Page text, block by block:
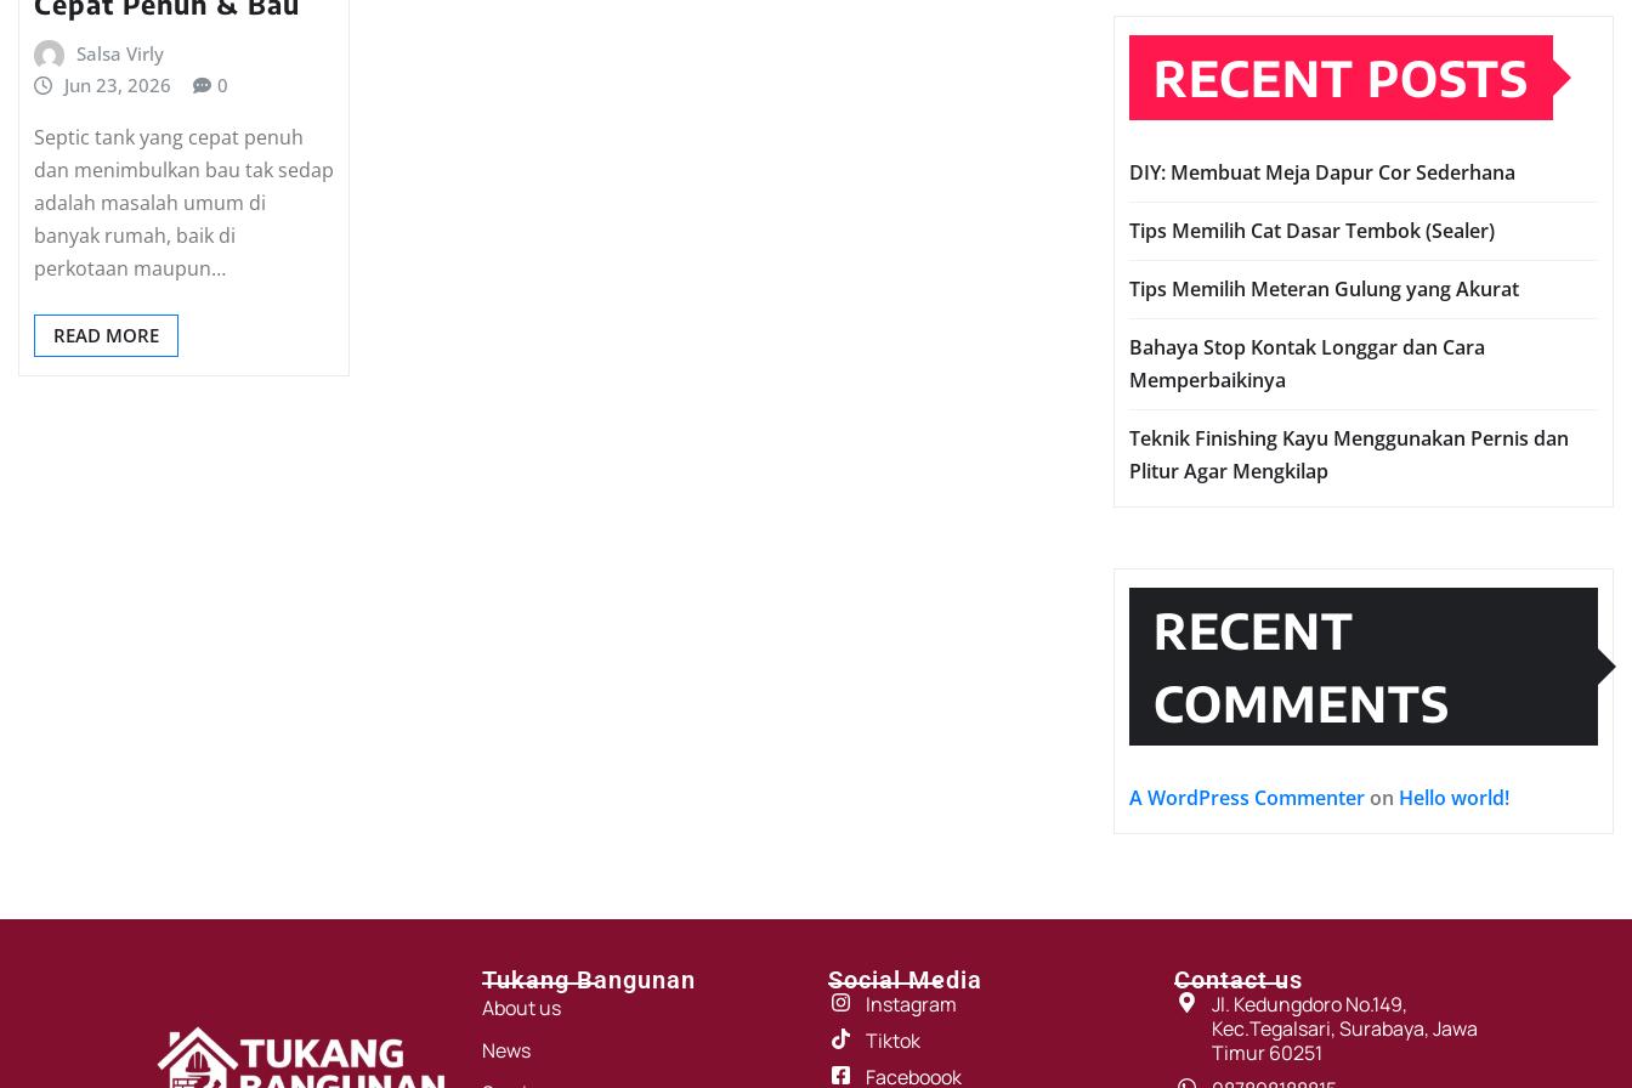
Salsa Virly
Jun 23, 2026
0
Septic tank yang cepat penuh
dan menimbulkan bau tak sedap
adalah masalah umum di
banyak rumah, baik di
perkotaan maupun…
READ MORE
RECENT POSTS
DIY: Membuat Meja Dapur Cor Sederhana
Tips Memilih Cat Dasar Tembok (Sealer)
Tips Memilih Meteran Gulung yang Akurat
Bahaya Stop Kontak Longgar dan Cara
Memperbaikinya
Teknik Finishing Kayu Menggunakan Pernis dan
Plitur Agar Mengkilap
RECENT
COMMENTS
A WordPress Commenter on Hello world!
Tukang Bangunan
About us
News
Social Media
Instagram
Tiktok
Faceboook
Contact us
Jl. Kedungdoro No.149,
Kec.Tegalsari, Surabaya, Jawa
Timur 60251